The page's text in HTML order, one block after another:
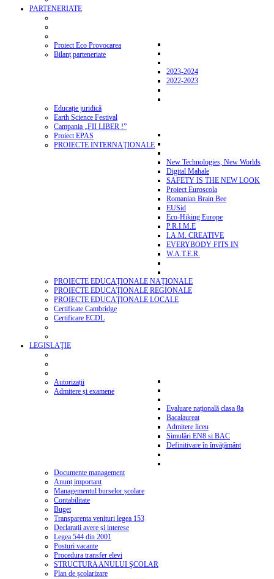
PARTENERIATE
Proiect Eco Provocarea
Bilanț parteneriate
2023-2024
2022-2023
Educație juridică
Earth Science Festival
Campania „FII LIBER !”
Proiect EPAS
PROIECTE INTERNAŢIONALE
New Technologies, New Worlds
Digital Mahale
SAFETY IS THE NEW LOOK
Proiect Euroscola
Romanian Brain Bee
EUSid
Eco-Hiking Europe
P.R.I.M.E
I.A.M. CREATIVE
EVERYBODY FITS IN
W.A.T.E.R.
PROIECTE EDUCAŢIONALE NAŢIONALE
PROIECTE EDUCAŢIONALE REGIONALE
PROIECTE EDUCAŢIONALE LOCALE
Certificate Cambridge
Certificare ECDL
LEGISLAŢIE
Autorizații
Admitere și examene
Evaluare națională clasa 8a
Bacalaureat
Admitere liceu
Simulări EN8 si BAC
Definitivare în învățământ
Documente management
Anunț important
Managementul burselor școlare
Contabilitate
Buget
Transparenta venituri legea 153
Declarații avere și interese
Legea 544 din 2001
Posturi vacante
Procedura transfer elevi
STRUCTURA ANULUI ŞCOLAR
Plan de școlarizare